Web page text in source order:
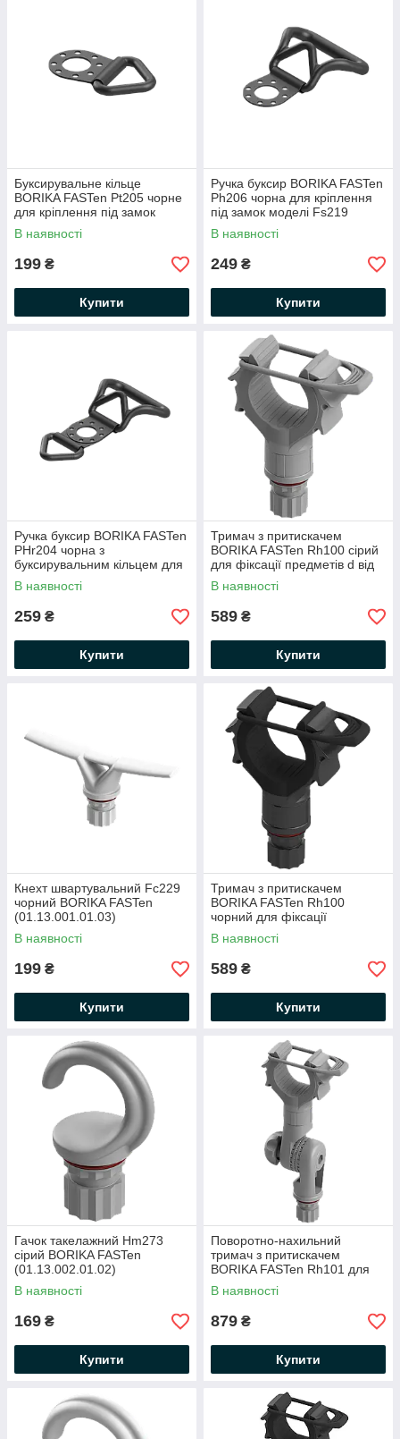
Буксирувальне кільце
BORIKA FASTen Pt205 чорне
для кріплення під замок
моделі Fs219
(01.20.005.01.01)
В наявності
199 ₴
Купити
Ручка буксир BORIKA FASTen
Ph206 чорна для кріплення
під замок моделі Fs219
(01.20.006.01.01)
В наявності
249 ₴
Купити
Ручка буксир BORIKA FASTen
PHr204 чорна з
буксирувальним кільцем для
кріплення під замок моделі
Fs219 (01.20.004.01.01)
В наявності
259 ₴
Купити
Тримач з притискачем
BORIKA FASTen Rh100 сірий
для фіксації предметів d від
15 до 50 мм
(01.13.008.01.02)
В наявності
589 ₴
Купити
Кнехт швартувальний Fc229
чорний BORIKA FASTen
(01.13.001.01.03)
В наявності
199 ₴
Купити
Тримач з притискачем
BORIKA FASTen Rh100
чорний для фіксації
предметів d від 15 до 50 мм
(01.13.008.01.43)
В наявності
589 ₴
Купити
Гачок такелажний Hm273
сірий BORIKA FASTen
(01.13.002.01.02)
В наявності
169 ₴
Купити
Поворотно-нахильний
тримач з притискачем
BORIKA FASTen Rh101 для
фіксації предметів d від 15 до
50 мм (01.13.009.01.02)
В наявності
879 ₴
Купити